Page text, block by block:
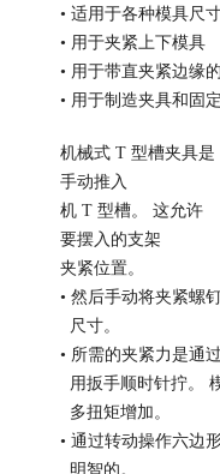
• 适用于各种模具尺
• 用于夹紧上下模具
• 用于带直夹紧边缘
• 用于制造夹具和固
机械式 T 型槽夹具是
手动推入
机 T 型槽。 这允许
要摆入的支架
夹紧位置。
• 然后手动将夹紧螺
尺寸。
• 所需的夹紧力是通
用扳手顺时针拧。
多扭矩增加。
• 通过转动操作六边
明智的。